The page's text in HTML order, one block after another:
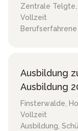
Zentrale Telgte,
Vollzeit
Berufserfahrene
Ausbildung
Ausbildung
Finsterwalde,
Vollzeit
Ausbildung,